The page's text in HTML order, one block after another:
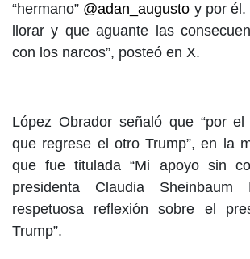
“hermano” @adan_augusto y por él.
llorar y que aguante las
con los narcos”, posteó en X.
López Obrador señaló que “por
que regrese el otro Trump”, en la
que fue titulada “Mi apoyo sin
presidenta Claudia
respetuosa reflexión sobre el
Trump”.